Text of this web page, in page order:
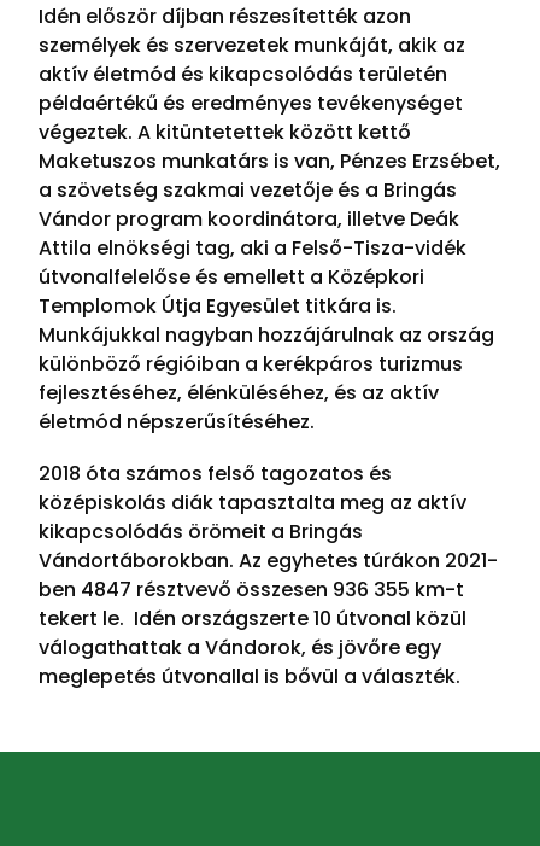
Idén először díjban részesítették azon
személyek és szervezetek munkáját, akik az
aktív életmód és kikapcsolódás területén
példaértékű és eredményes tevékenységet
végeztek. A kitüntetettek között kettő
Maketuszos munkatárs is van, Pénzes Erzsébet,
a szövetség szakmai vezetője és a Bringás
Vándor program koordinátora, illetve Deák
Attila elnökségi tag, aki a Felső-Tisza-vidék
útvonalfelelőse és emellett a Középkori
Templomok Útja Egyesület titkára is.
Munkájukkal nagyban hozzájárulnak az ország
különböző régióiban a kerékpáros turizmus
fejlesztéséhez, élénküléséhez, és az aktív
életmód népszerűsítéséhez.
2018 óta számos felső tagozatos és
középiskolás diák tapasztalta meg az aktív
kikapcsolódás örömeit a Bringás
Vándortáborokban. Az egyhetes túrákon 2021-
ben 4847 résztvevő összesen 936 355 km-t
tekert le. Idén országszerte 10 útvonal közül
válogathattak a Vándorok, és jövőre egy
meglepetés útvonallal is bővül a választék.